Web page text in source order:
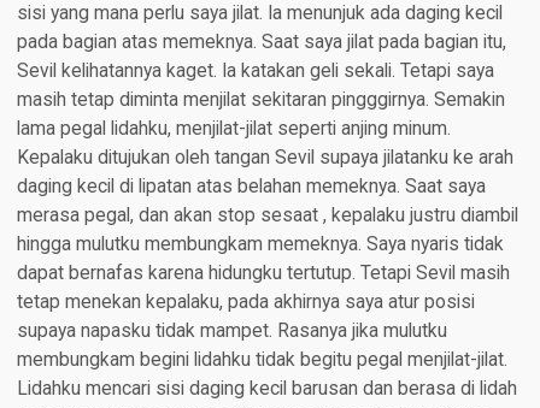
sisi yang mana perlu saya jilat. Ia menunjuk ada daging kecil
pada bagian atas memeknya. Saat saya jilat pada bagian itu,
Sevil kelihatannya kaget. Ia katakan geli sekali. Tetapi saya
masih tetap diminta menjilat sekitaran pingggirnya. Semakin
lama pegal lidahku, menjilat-jilat seperti anjing minum.
Kepalaku ditujukan oleh tangan Sevil supaya jilatanku ke arah
daging kecil di lipatan atas belahan memeknya. Saat saya
merasa pegal, dan akan stop sesaat , kepalaku justru diambil
hingga mulutku membungkam memeknya. Saya nyaris tidak
dapat bernafas karena hidungku tertutup. Tetapi Sevil masih
tetap menekan kepalaku, pada akhirnya saya atur posisi
supaya napasku tidak mampet. Rasanya jika mulutku
membungkam begini lidahku tidak begitu pegal menjilat-jilat.
Lidahku mencari sisi daging kecil barusan dan berasa di lidah